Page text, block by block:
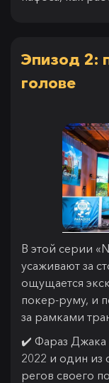
Эпизод 2:
голове
В этой серии
усаживают за
ощущается
покер-руму, и
за рамками
✔️ Фараз Джака
2022 и один из
регов своего